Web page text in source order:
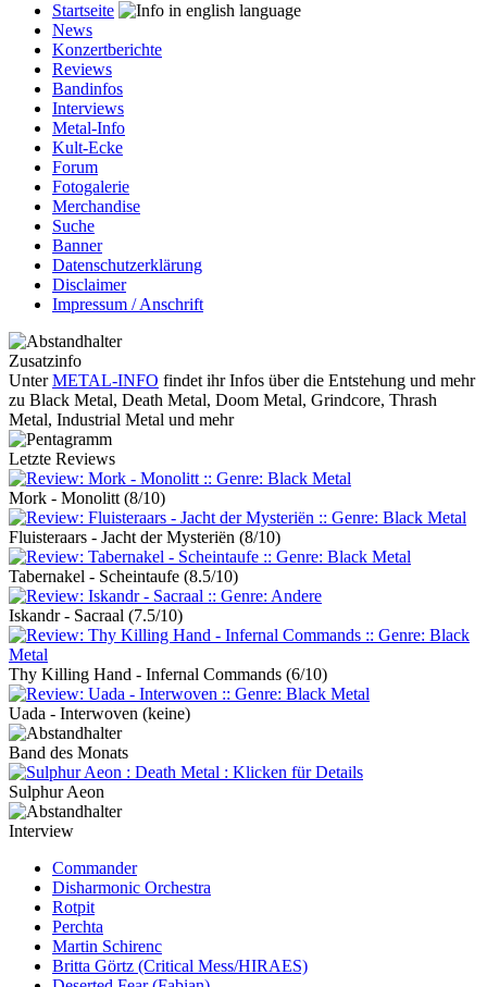
Startseite
News
Konzertberichte
Reviews
Bandinfos
Interviews
Metal-Info
Kult-Ecke
Forum
Fotogalerie
Merchandise
Suche
Banner
Datenschutzerklärung
Disclaimer
Impressum / Anschrift
Zusatzinfo
UnterMETAL-INFO findet ihr Infos über die Entstehung und mehr
zu Black Metal, Death Metal, Doom Metal, Grindcore, Thrash
Metal, Industrial Metal und mehr
Letzte Reviews
Mork - Monolitt (8/10)
Fluisteraars - Jacht der Mysteriën (8/10)
Tabernakel - Scheintaufe (8.5/10)
Iskandr - Sacraal (7.5/10)
Thy Killing Hand - Infernal Commands (6/10)
Uada - Interwoven (keine)
Band des Monats
Sulphur Aeon
Interview
Commander
Disharmonic Orchestra
Rotpit
Perchta
Martin Schirenc
Britta Görtz (Critical Mess/HIRAES)